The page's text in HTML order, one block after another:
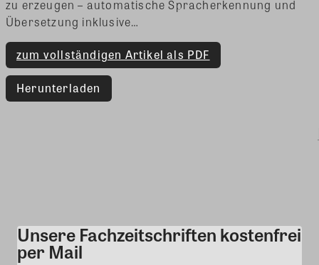
zu erzeugen – automatische Spracherkennung und
Übersetzung inklusive…
zum vollständigen Artikel als PDF
Herunterladen
Kommentar
Unsere Fachzeitschriften kostenfrei
per Mail